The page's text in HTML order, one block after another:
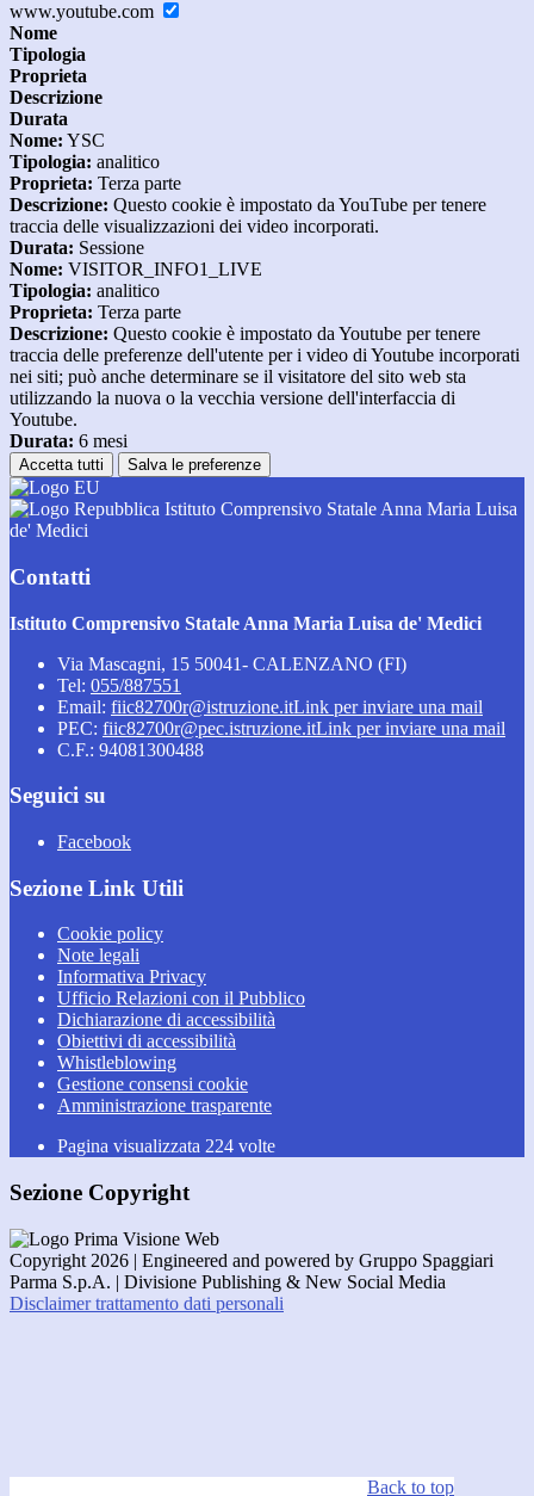
www.youtube.com
Nome
Tipologia
Proprieta
Descrizione
Durata
Nome: YSC
Tipologia: analitico
Proprieta: Terza parte
Descrizione: Questo cookie è impostato da YouTube per tenere
traccia delle visualizzazioni dei video incorporati.
Durata: Sessione
Nome: VISITOR_INFO1_LIVE
Tipologia: analitico
Proprieta: Terza parte
Descrizione: Questo cookie è impostato da Youtube per tenere
traccia delle preferenze dell'utente per i video di Youtube incorporati
nei siti; può anche determinare se il visitatore del sito web sta
utilizzando la nuova o la vecchia versione dell'interfaccia di
Youtube.
Durata: 6 mesi
Accetta tutti Salva le preferenze
Istituto Comprensivo Statale Anna Maria Luisa
de' Medici
Contatti
Istituto Comprensivo Statale Anna Maria Luisa de' Medici
Via Mascagni, 15 50041- CALENZANO (FI)
Tel: 055/887551
Email: fiic82700r@istruzione.itLink per inviare una mail
PEC: fiic82700r@pec.istruzione.itLink per inviare una mail
C.F.: 94081300488
Seguici su
Facebook
Sezione Link Utili
Cookie policy
Note legali
Informativa Privacy
Ufficio Relazioni con il Pubblico
Dichiarazione di accessibilità
Obiettivi di accessibilità
Whistleblowing
Gestione consensi cookie
Amministrazione trasparente
Pagina visualizzata 224 volte
Sezione Copyright
Copyright 2026 | Engineered and powered by Gruppo Spaggiari
Parma S.p.A. | Divisione Publishing & New Social Media
Disclaimer trattamento dati personali
Back to top